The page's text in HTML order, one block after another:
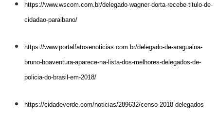
https://www.wscom.com.br/delegado-wagner-dorta-recebe-titulo-de-
cidadao-paraibano/
https://www.portalfatosenoticias.com.br/delegado-de-araguaina-
bruno-boaventura-aparece-na-lista-dos-melhores-delegados-de-
policia-do-brasil-em-2018/
https://cidadeverde.com/noticias/289632/censo-2018-delegados-